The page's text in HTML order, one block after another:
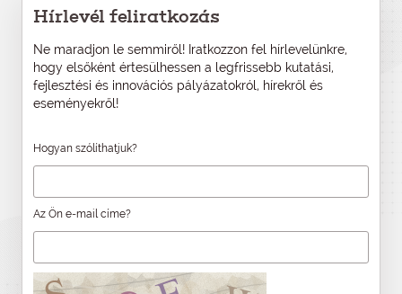
Hírlevél feliratkozás
Ne maradjon le semmiről! Iratkozzon fel hírlevelünkre,
hogy elsőként értesülhessen a legfrissebb kutatási,
fejlesztési és innovációs pályázatokról, hírekről és
eseményekről!
Hogyan szólíthatjuk?
Az Ön e-mail címe?